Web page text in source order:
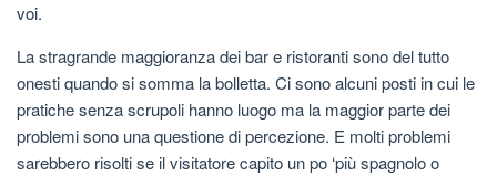
voi.
La stragrande maggioranza dei bar e ristoranti sono del tutto
onesti quando si somma la bolletta. Ci sono alcuni posti in cui le
pratiche senza scrupoli hanno luogo ma la maggior parte dei
problemi sono una questione di percezione. E molti problemi
sarebbero risolti se il visitatore capito un po ‘più spagnolo o